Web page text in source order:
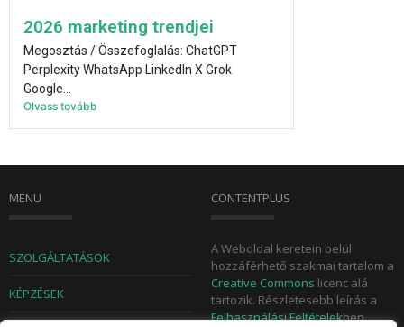
2026 marketing trendjei
Megosztás / Összefoglalás: ChatGPT
Perplexity WhatsApp LinkedIn X Grok
Google...
Olvass tovább
MENU
SZOLGÁLTATÁSOK
KÉPZÉSEK
CONTENTPLUS
A Weboldal keretein belül
hozzáférhető szakmai tartalom a
Creative Commons licenc alá
tartozik. Részletesebb leírás a
Felhasználási Feltételekben